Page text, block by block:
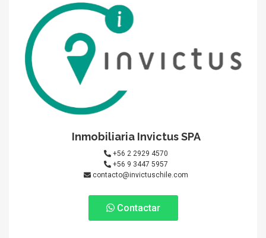
Inmobiliaria Invictus SPA
+56 2 2929 4570
+56 9 3447 5957
contacto@invictuschile.com
Contactar